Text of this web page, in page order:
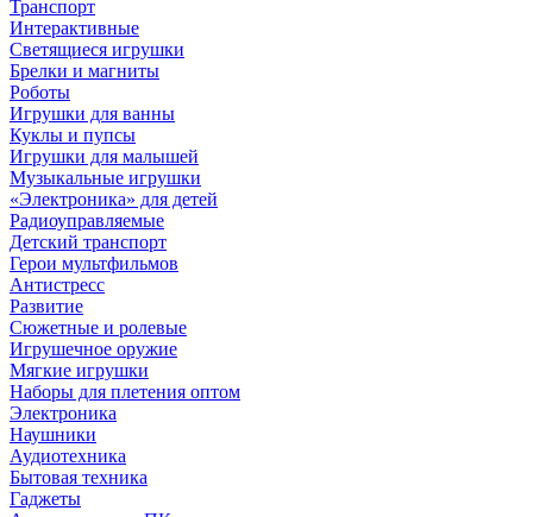
Транспорт
Интерактивные
Светящиеся игрушки
Брелки и магниты
Роботы
Игрушки для ванны
Куклы и пупсы
Игрушки для малышей
Музыкальные игрушки
«Электроника» для детей
Радиоуправляемые
Детский транспорт
Герои мультфильмов
Антистресс
Развитие
Сюжетные и ролевые
Игрушечное оружие
Мягкие игрушки
Наборы для плетения оптом
Электроника
Наушники
Аудиотехника
Бытовая техника
Гаджеты